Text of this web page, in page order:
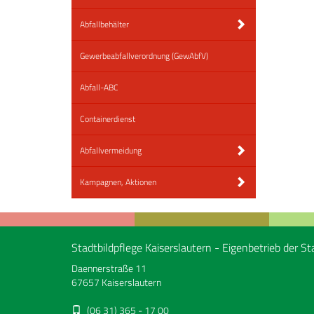
Abfallbehälter
Gewerbeabfallverordnung (GewAbfV)
Abfall-ABC
Containerdienst
Abfallvermeidung
Kampagnen, Aktionen
Stadtbildpflege Kaiserslautern - Eigenbetrieb der
Daennerstraße 11
67657 Kaiserslautern
(06 31) 365 - 17 00